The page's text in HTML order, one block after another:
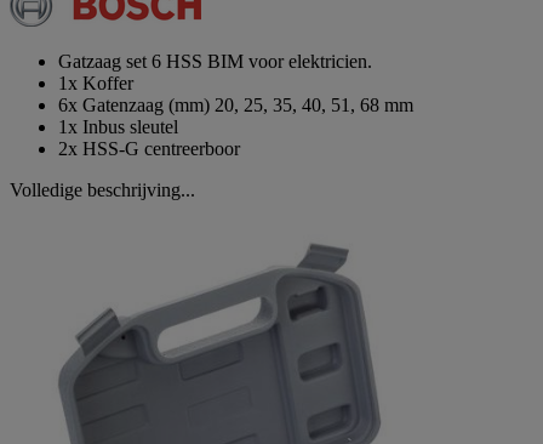
Dezelfde
Gatzaag set 6 HSS BIM voor elektricien.
1x Koffer
6x Gatenzaag (mm) 20, 25, 35, 40, 51, 68 mm
1x Inbus sleutel
2x HSS-G centreerboor
Volledige beschrijving...